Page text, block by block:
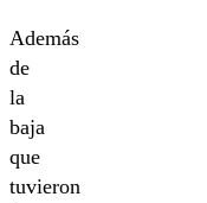
Además
de
la
baja
que
tuvieron